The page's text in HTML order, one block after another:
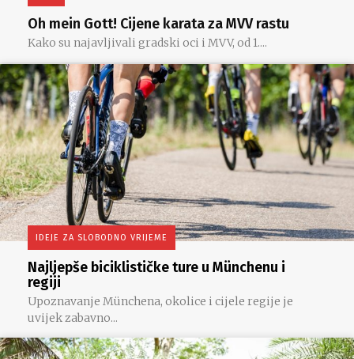
Oh mein Gott! Cijene karata za MVV rastu
Kako su najavljivali gradski oci i MVV, od 1....
IDEJE ZA SLOBODNO VRIJEME
Najljepše biciklističke ture u Münchenu i
regiji
Upoznavanje Münchena, okolice i cijele regije je
uvijek zabavno...